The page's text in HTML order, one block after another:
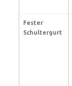
Fester
Schultergurt